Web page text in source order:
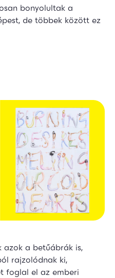
bonyolultak a
de többek között ez
azok a betűábrák is,
rajzolódnak ki,
foglal el az emberi